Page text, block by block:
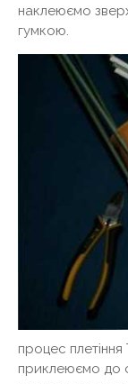
наклеюємо
гумкою.
процес
приклеюємо до